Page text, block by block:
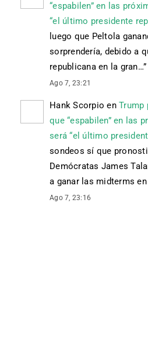
“espabilen” en las
“el último presidente
luego que Peltola
sorprendería, debido a
republicana en la gran…”
Ago 7, 23:21
Hank Scorpio en Trump
que “espabilen” en las
será “el último
sondeos sí que
Demócratas James
a ganar las midterms
Ago 7, 23:16